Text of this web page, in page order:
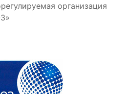
организация